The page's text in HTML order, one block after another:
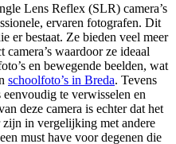
Lens Reflex (SLR) camera’s
ervaren fotografen. Dit
er bestaat. Ze bieden veel meer
waardoor ze ideaal
en bewegende beelden, wat
schoolfoto’s in Breda. Tevens
te verwisselen en
deze camera is echter dat het
in vergelijking met andere
must have voor degenen die